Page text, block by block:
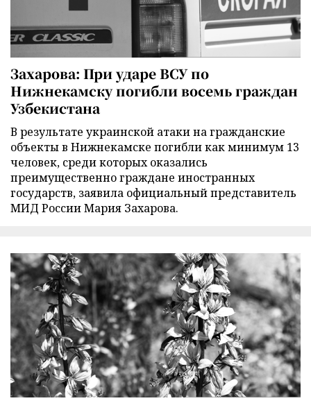
Захарова: При ударе ВСУ по
Нижнекамску погибли восемь граждан
Узбекистана
В результате украинской атаки на гражданские
объекты в Нижнекамске погибли как минимум 13
человек, среди которых оказались
преимущественно граждане иностранных
государств, заявила официальный представитель
МИД России Мария Захарова.